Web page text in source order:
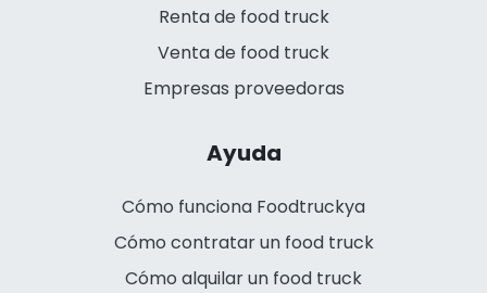
Renta de food truck
Venta de food truck
Empresas proveedoras
Ayuda
Cómo funciona Foodtruckya
Cómo contratar un food truck
Cómo alquilar un food truck